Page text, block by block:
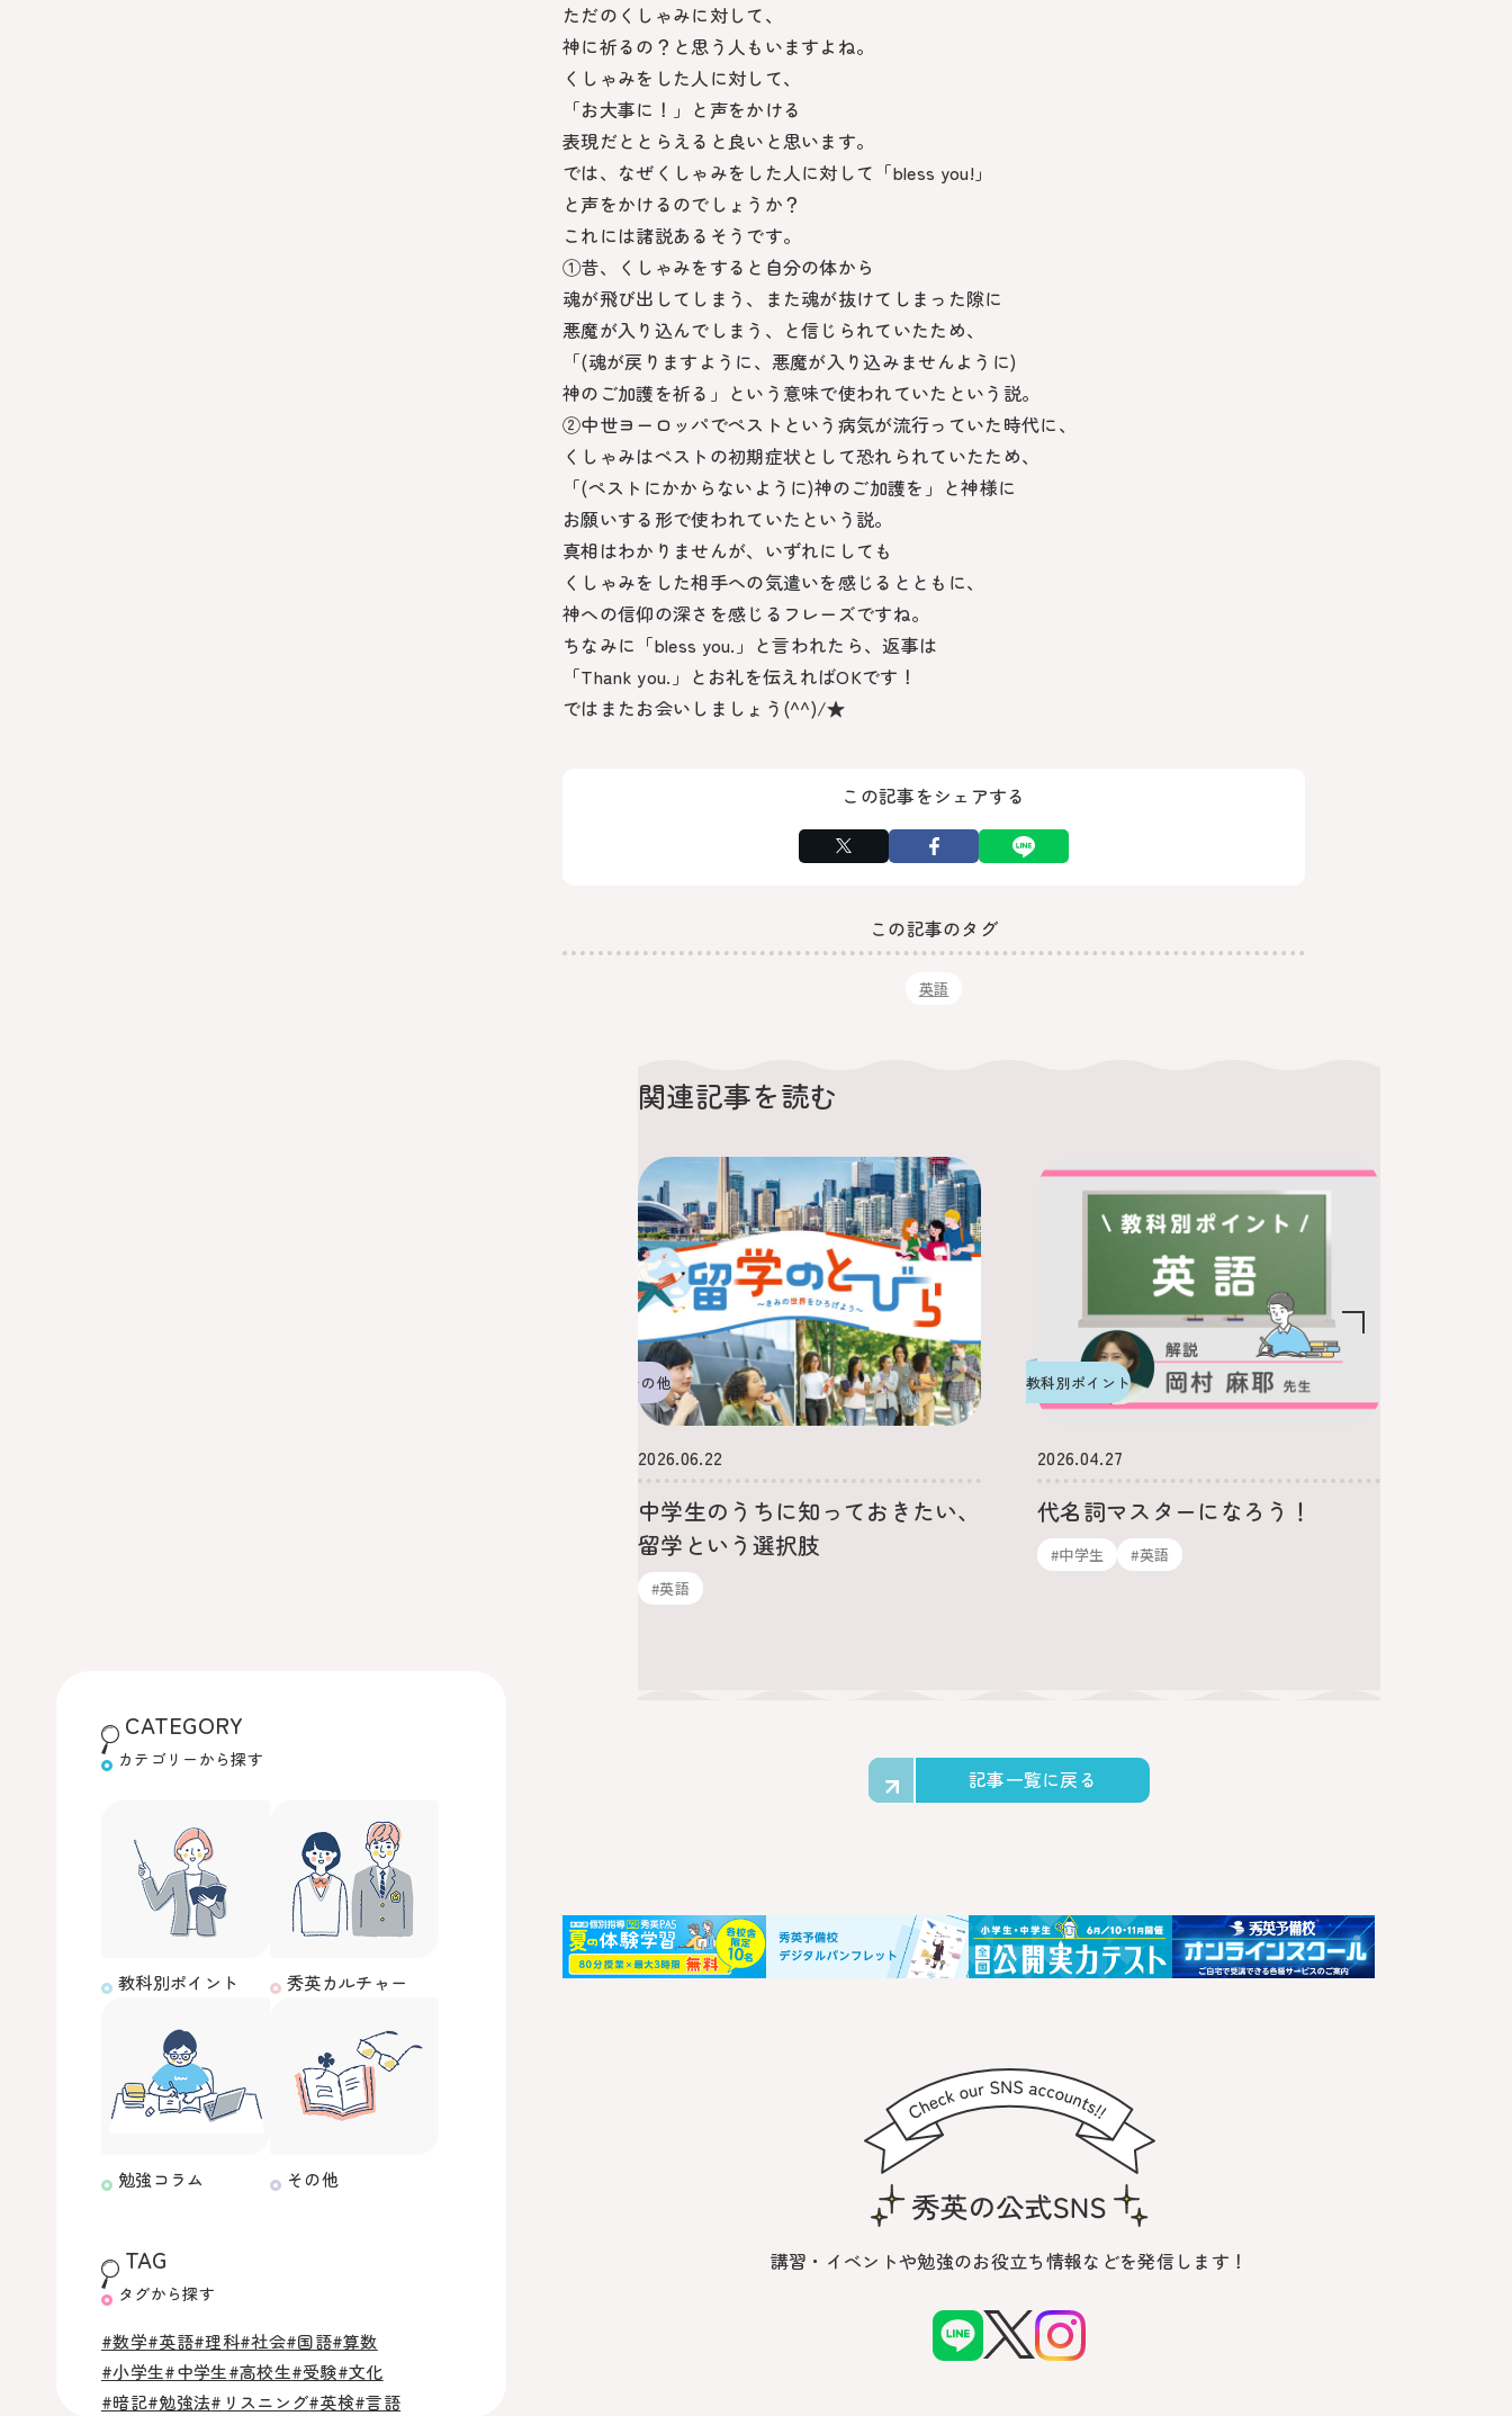
CATEGORY
カテゴリーから探す
教科別ポイント 秀英カルチャー
勉強コラム その他
TAG
タグから探す
#数学#英語#理科#社会#国語#算数
#小学生#中学生#高校生#受験#文化
#暗記#勉強法#リスニング#英検#言語
ただのくしゃみに対して、
神に祈るの？と思う人もいますよね。
くしゃみをした人に対して、
「お大事に！」と声をかける
表現だととらえると良いと思います。
では、なぜくしゃみをした人に対して「bless you!」
と声をかけるのでしょうか？
これには諸説あるそうです。
①昔、くしゃみをすると自分の体から
魂が飛び出してしまう、また魂が抜けてしまった隙に
悪魔が入り込んでしまう、と信じられていたため、
「(魂が戻りますように、悪魔が入り込みませんように)
神のご加護を祈る」という意味で使われていたという説。
②中世ヨーロッパでペストという病気が流行っていた時代に、
くしゃみはペストの初期症状として恐れられていたため、
「(ペストにかからないように)神のご加護を」と神様に
お願いする形で使われていたという説。
真相はわかりませんが、いずれにしても
くしゃみをした相手への気遣いを感じるとともに、
神への信仰の深さを感じるフレーズですね。
ちなみに「bless you.」と言われたら、返事は
「Thank you.」とお礼を伝えればOKです！
ではまたお会いしましょう(^^)/★
この記事をシェアする
この記事のタグ
英語
関連記事を読む
その他
2026.06.22
中学生のうちに知っておきたい、
留学という選択肢
#英語
教科別ポイント
2026.04.27
代名詞マスターになろう！
#中学生 #英語
記事一覧に戻る
講習・イベントや勉強のお役立ち情報などを発信します！